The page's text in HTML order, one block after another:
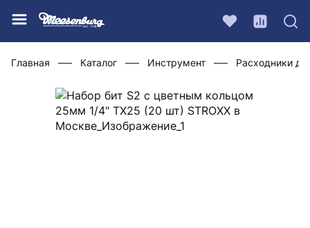
Главная Каталог Инструмент Расходники